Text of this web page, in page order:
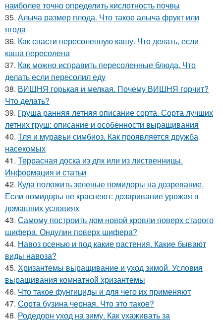
наиболее точно определить кислотность почвы
35. Алыча размер плода. Что такое алыча фрукт или
ягода
36. Как спасти пересоленную кашу. Что делать, если
каша пересолена
37. Как можно исправить пересоленные блюда. Что
делать если пересолил еду
38. ВИШНЯ горькая и мелкая. Почему ВИШНЯ горчит?
Что делать?
39. Груша ранняя летняя описание сорта. Сорта лучших
летних груш: описание и особенности выращивания
40. Тля и муравьи симбиоз. Как проявляется дружба
насекомых
41. Террасная доска из дпк или из лиственницы.
Информация и статьи
42. Куда положить зеленые помидоры на дозревание.
Если помидоры не краснеют: дозаривание урожая в
домашних условиях
43. Самому построить дом новой кровли поверх старого
шифера. Ондулин поверх шифера?
44. Навоз осенью и под какие растения. Какие бывают
виды навоза?
45. Хризантемы выращивание и уход зимой. Условия
выращивания комнатной хризантемы
46. Что такое фунгициды и для чего их применяют
47. Сорта бузина черная. Что это такое?
48. Родедорн уход на зиму. Как ухаживать за